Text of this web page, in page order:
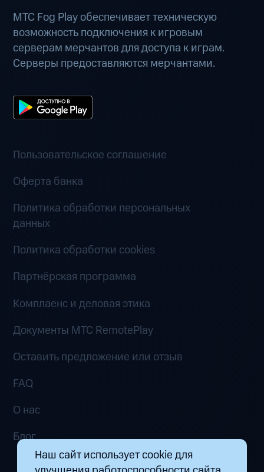
Наш сайт использует cookie для
МТС Fog Play обеспечивает техническую
возможность подключения к игровым
серверам мерчантов для доступа к играм.
Серверы предоставляются мерчантами.
Пользовательское соглашение
Оферта банка
Политика обработки персональных
данных
Политика обработки cookies
Партнёрская программа
Комплаенс и деловая этика
Документы MTC RemotePlay
Оставить предложение или отзыв
FAQ
О нас
Блог